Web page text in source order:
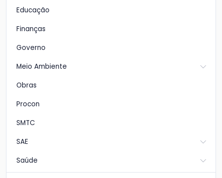
Educação
Finanças
Governo
Meio Ambiente
Obras
Procon
SMTC
SAE
Saúde